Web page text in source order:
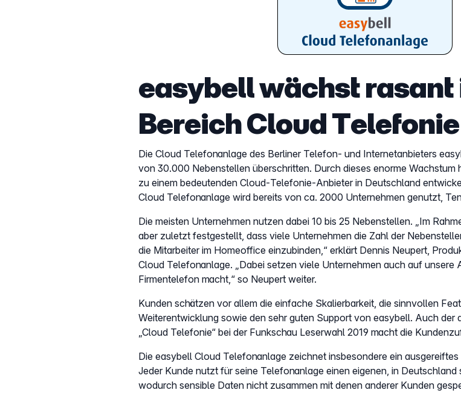
easybell wächst rasant
Bereich Cloud Telefonie
Die Cloud Telefonanlage des Berliner Telefon- und Internetanbieters
von 30.000 Nebenstellen überschritten. Durch dieses enorme Wachstum
zu einem bedeutenden Cloud-Telefonie-Anbieter in Deutschland
Cloud Telefonanlage wird bereits von ca. 2000 Unternehmen genutzt,
Die meisten Unternehmen nutzen dabei 10 bis 25 Nebenstellen. „Im
aber zuletzt festgestellt, dass viele Unternehmen die Zahl der
die Mitarbeiter im Homeoffice einzubinden,“ erklärt Dennis Neupert,
Cloud Telefonanlage. „Dabei setzen viele Unternehmen auch auf unsere
Firmentelefon macht,“ so Neupert weiter.
Kunden schätzen vor allem die einfache Skalierbarkeit, die sinnvollen
Weiterentwicklung sowie den sehr guten Support von easybell. Auch der
„Cloud Telefonie“ bei der Funkschau Leserwahl 2019 macht die
Die easybell Cloud Telefonanlage zeichnet insbesondere ein
Jeder Kunde nutzt für seine Telefonanlage einen eigenen, in
wodurch sensible Daten nicht zusammen mit denen anderer Kunden